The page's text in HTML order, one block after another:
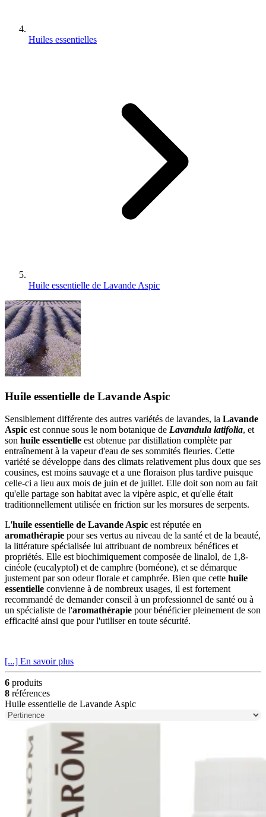
Huiles essentielles
Huile essentielle de Lavande Aspic
Huile essentielle de Lavande Aspic
Sensiblement différente des autres variétés de lavandes, la Lavande
Aspic est connue sous le nom botanique de Lavandula latifolia, et
son huile essentielle est obtenue par distillation complète par
entraînement à la vapeur d'eau de ses sommités fleuries. Cette
variété se développe dans des climats relativement plus doux que ses
cousines, est moins sauvage et a une floraison plus tardive puisque
celle-ci a lieu aux mois de juin et de juillet. Elle doit son nom au fait
qu'elle partage son habitat avec la vipère aspic, et qu'elle était
traditionnellement utilisée en friction sur les morsures de serpents.
L'huile essentielle de Lavande Aspic est réputée en
aromathérapie pour ses vertus au niveau de la santé et de la beauté,
la littérature spécialisée lui attribuant de nombreux bénéfices et
propriétés. Elle est biochimiquement composée de linalol, de 1,8-
cinéole (eucalyptol) et de camphre (bornéone), et se démarque
justement par son odeur florale et camphrée. Bien que cette huile
essentielle convienne à de nombreux usages, il est fortement
recommandé de demander conseil à un professionnel de santé ou à
un spécialiste de l'aromathérapie pour bénéficier pleinement de son
efficacité ainsi que pour l'utiliser en toute sécurité.
[...] En savoir plus
6 produits
8 références
Huile essentielle de Lavande Aspic